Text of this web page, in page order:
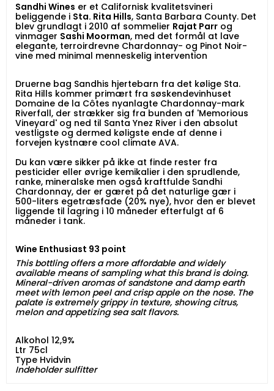
Sandhi Wines er et Californisk kvalitetsvineri
beliggende i Sta. Rita Hills, Santa Barbara County. Det
blev grundlagt i 2010 af sommelier Rajat Parr og
vinmager Sashi Moorman, med det formål at lave
elegante, terroirdrevne Chardonnay- og Pinot Noir-
vine med minimal menneskelig intervention
Druerne bag Sandhis hjertebarn fra det kølige Sta.
Rita Hills kommer primært fra søskendevinhuset
Domaine de la Côtes nyanlagte Chardonnay-mark
Riverfall, der strækker sig fra bunden af 'Memorious
Vineyard' og ned til Santa Ynez River i den absolut
vestligste og dermed køligste ende af denne i
forvejen kystnære cool climate AVA.
Du kan være sikker på ikke at finde rester fra
pesticider eller øvrige kemikalier i den sprudlende,
ranke, mineralske men også kraftfulde Sandhi
Chardonnay, der er gæret på det naturlige gær i
500-liters egetræsfade (20% nye), hvor den er blevet
liggende til lagring i 10 måneder efterfulgt af 6
måneder i tank.
Wine Enthusiast 93 point
This bottling offers a more affordable and widely
available means of sampling what this brand is doing.
Mineral-driven aromas of sandstone and damp earth
meet with lemon peel and crisp apple on the nose. The
palate is extremely grippy in texture, showing citrus,
melon and appetizing sea salt flavors.
Alkohol 12,9%
Ltr 75cl
Type Hvidvin
​​​​​​​Indeholder sulfitter